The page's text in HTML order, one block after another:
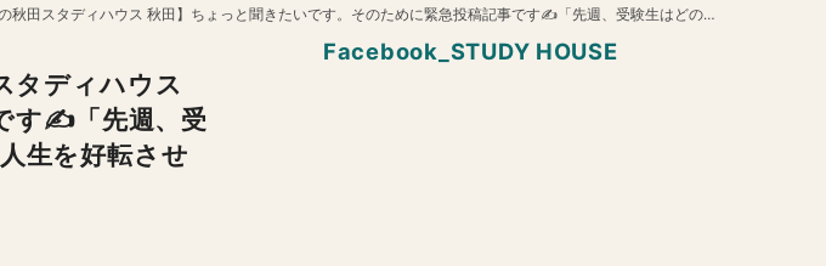
田】ちょっと聞きたいです。そのために緊急投稿記事です✍️「先週、受験生はどのくらい学習しましたか？」STUDY HOUSEで人生を好転させませんか？？？
タディハウス
す✍️「先週、受
生を好転させ
Facebook_STUDY HOUSE